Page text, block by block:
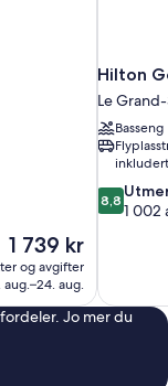
Prisen
er
1 739 kr
1 739 kr
og avgifter
aug.–24. aug.
Hilton
Le
Basseng
inkludert
8.8
av
8,8
1 002
Jo mer du